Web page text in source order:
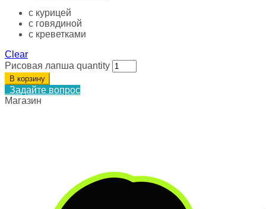
с курицей
с говядиной
с креветками
Clear
Рисовая лапша quantity
В корзину
Задайте вопрос
Магазин